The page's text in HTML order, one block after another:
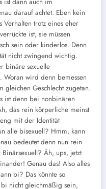
darauf achtet. Eben kein
Verhalten trotz eines eher
ist, sie müssen
sein oder kinderlos. Denn
nicht zwingend wichtig.
binäre sexuelle
Woran wird denn bemessen
gleichen Geschlecht zugetan.
ist denn bei nonbinären
das rein körperliche meinst
mit der Identität
alle bisexuell? Hmm, kann
bedeutet denn nun rein
Äh, ups, jetzt
Genau das! Also alles
bi? Das könnte so
nicht gleichmäßig sein,